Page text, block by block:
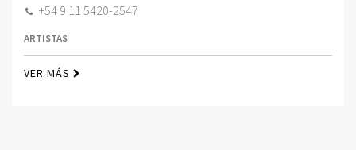
+54 9 11 5420-2547
ARTISTAS
VER MÁS